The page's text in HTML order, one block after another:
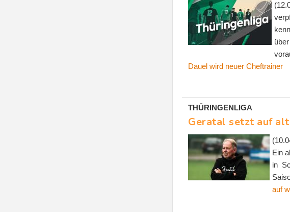
Dauel wird neuer Cheftrainer
THÜRINGENLIGA
Geratal setzt auf
Ein
in
auf